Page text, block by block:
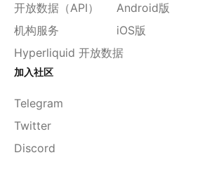
开放数据（API）
机构服务
Hyperliquid 开放数据
Android版
iOS版
加入社区
Telegram
Twitter
Discord